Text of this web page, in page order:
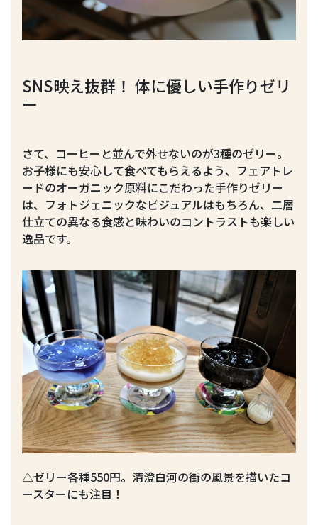
SNS映え抜群！ 体に優しい手作りゼリ
ー
さて、コーヒーと並んで外せないのが3種のゼリー。
お子様にも安心して食べてもらえるよう、フェアトレ
ードのオーガニック原料にこだわった手作りゼリー
は、フォトジェニックなビジュアルはもちろん、二層
仕立ての異なる食感と味わいのコントラストも楽しい
逸品です。
△ゼリー各種550円。清澄白河の街の風景を描いたコ
ースターにも注目！